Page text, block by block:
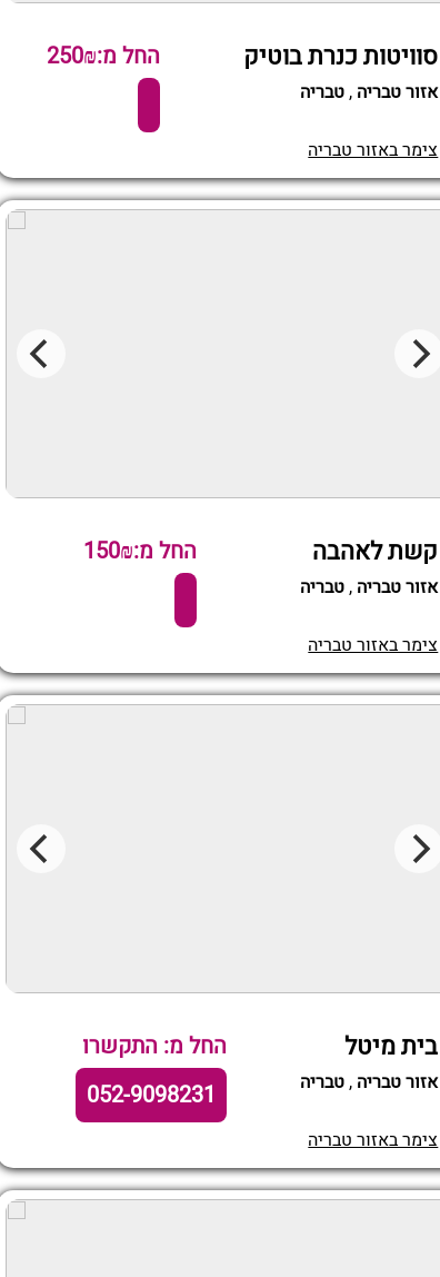
סוויטות כנרת בוטיק החל מ:250₪
אזור טבריה ,טבריה
צימר באזור טבריה
קשת לאהבה החל מ:150₪
אזור טבריה ,טבריה
צימר באזור טבריה
בית מיטל החל מ: התקשרו
אזור טבריה ,טבריה 052-9098231
צימר באזור טבריה